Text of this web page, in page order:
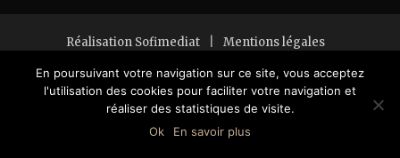
Réalisation Sofimediat
Mentions légales
En poursuivant votre navigation sur ce site, vous acceptez
l'utilisation des cookies pour faciliter votre navigation et
réaliser des statistiques de visite.
Ok
En savoir plus